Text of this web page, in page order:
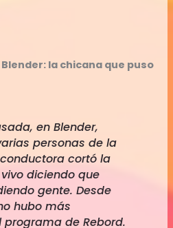
la chicana que puso
en Blender,
personas de la
cortó la
diciendo que
gente. Desde
hubo más
de Rebord.